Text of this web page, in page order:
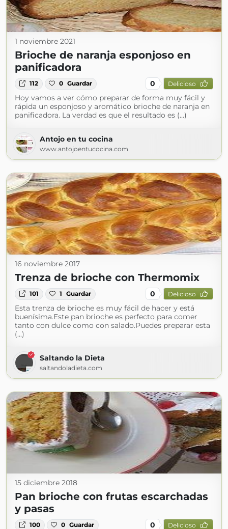
1 noviembre 2021
Brioche de naranja esponjoso en
panificadora
112 0 Guardar 0 Delicioso
Hoy vamos a ver cómo preparar de forma muy fácil y
rápida un esponjoso y aromático brioche de naranja en
panificadora. La verdad es que el resultado es (...)
Antojo en tu cocina
www.antojoentucocina.com
16 noviembre 2017
Trenza de brioche con Thermomix
101 1 Guardar 0 Delicioso
Esta trenza de brioche es muy fácil de hacer y está
buenísima.Este pan brioche es perfecto para comer
tanto con dulce como con salado.Puedes preparar esta
(...)
Saltando la Dieta
saltandoladieta.com
15 diciembre 2018
Pan brioche con frutas escarchadas
y pasas
100 0 Guardar 0 Delicioso